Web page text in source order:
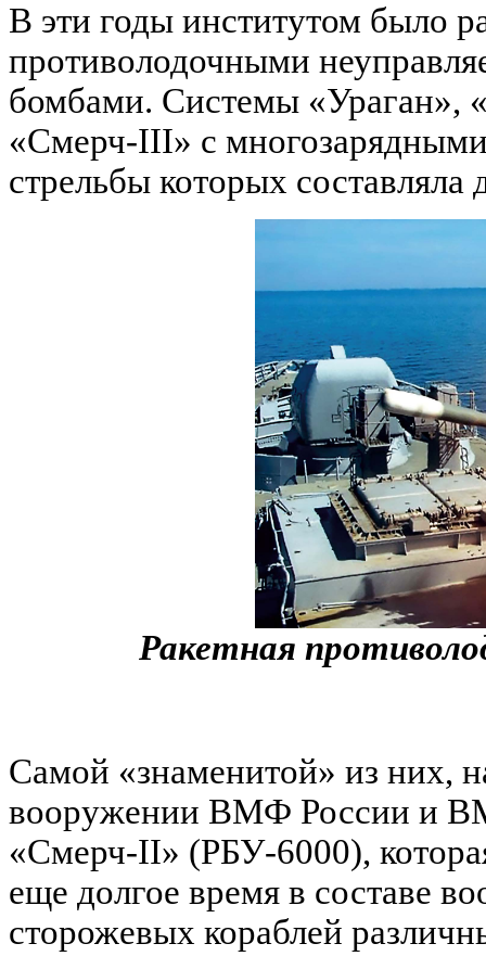
В эти годы институтом было
противолодочными
бомбами. Системы «Ураган»,
«Смерч-III» с
стрельбы которых
Ракетная
Самой «знаменитой» из них,
вооружении ВМФ России и
«Смерч-II» (РБУ-6000),
еще долгое время в составе
сторожевых кораблей